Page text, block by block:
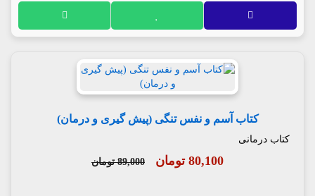
کتاب آسم و نفس تنگی (پیش گیری و درمان)
کتاب درمانی
80,100 تومان 89,000 تومان